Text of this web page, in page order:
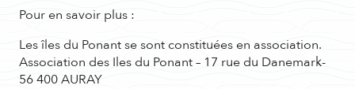
Pour en savoir plus :
Les îles du Ponant se sont constituées en association.
Association des Iles du Ponant – 17 rue du Danemark-
56 400 AURAY